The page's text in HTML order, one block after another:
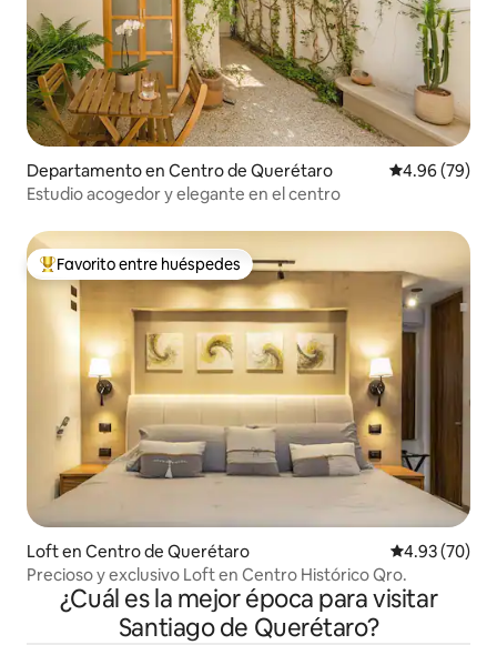
Departamento en Centro de Querétaro Calificación
4.96 (79)
Estudio acogedor y elegante en el centro
De los mejores en Favorito entre huéspedes
Favorito entre huéspedes
Loft en Centro de Querétaro Calificación
4.93 (70)
Precioso y exclusivo Loft en Centro Histórico Qro.
¿Cuál es la mejor época para visitar
Santiago de Querétaro?